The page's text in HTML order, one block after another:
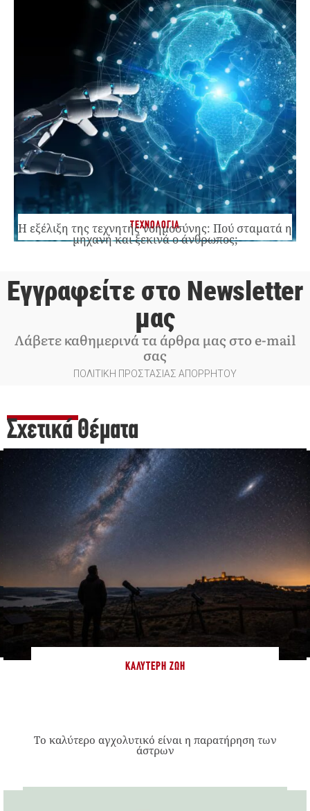
ΤΕΧΝΟΛΟΓΙΑ
Η εξέλιξη της τεχνητής νοημοσύνης: Πού σταματά η
μηχανή και ξεκινά ο άνθρωπος;
Εγγραφείτε στο Newsletter
μας
Λάβετε καθημερινά τα άρθρα μας στο e-mail
σας
ΠΟΛΙΤΙΚΗ ΠΡΟΣΤΑΣΙΑΣ ΑΠΟΡΡΗΤΟΥ
Σχετικά Θέματα
ΚΑΛΎΤΕΡΗ ΖΩΉ
Το καλύτερο αγχολυτικό είναι η παρατήρηση των
άστρων